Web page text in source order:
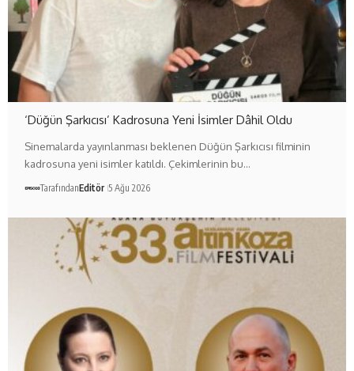
‘Düğün Şarkıcısı’ Kadrosuna Yeni İsimler Dâhil Oldu
Sinemalarda yayınlanması beklenen Düğün Şarkıcısı filminin
kadrosuna yeni isimler katıldı. Çekimlerinin bu…
TarafındanEditör 5 Ağu 2026